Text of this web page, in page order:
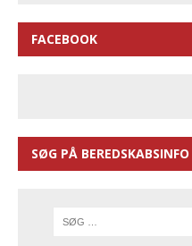
FACEBOOK
SØG PÅ BEREDSKABSINFO